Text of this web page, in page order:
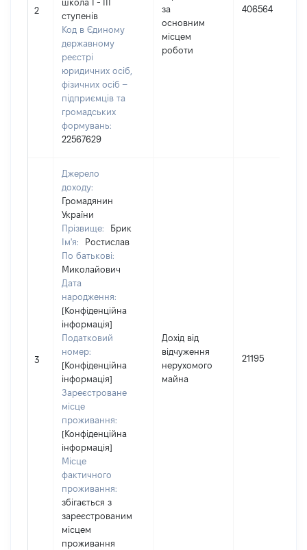
2
школа І - ІІІ
ступенів
Код в Єдиному
державному
реєстрі
юридичних осіб,
фізичних осіб –
підприємців та
громадських
формувань:
22567629
за
основним
місцем
роботи
406564
3
Джерело
доходу:
Громадянин
України
Прізвище:
Брик
Ім'я:
Ростислав
По батькові:
Миколайович
Дата
народження:
[Конфіденційна
інформація]
Податковий
номер:
[Конфіденційна
інформація]
Зареєстроване
місце
проживання:
[Конфіденційна
інформація]
Місце
фактичного
проживання:
збігається з
зареєстрованим
місцем
проживання
Дохід від
відчуження
нерухомого
майна
21195